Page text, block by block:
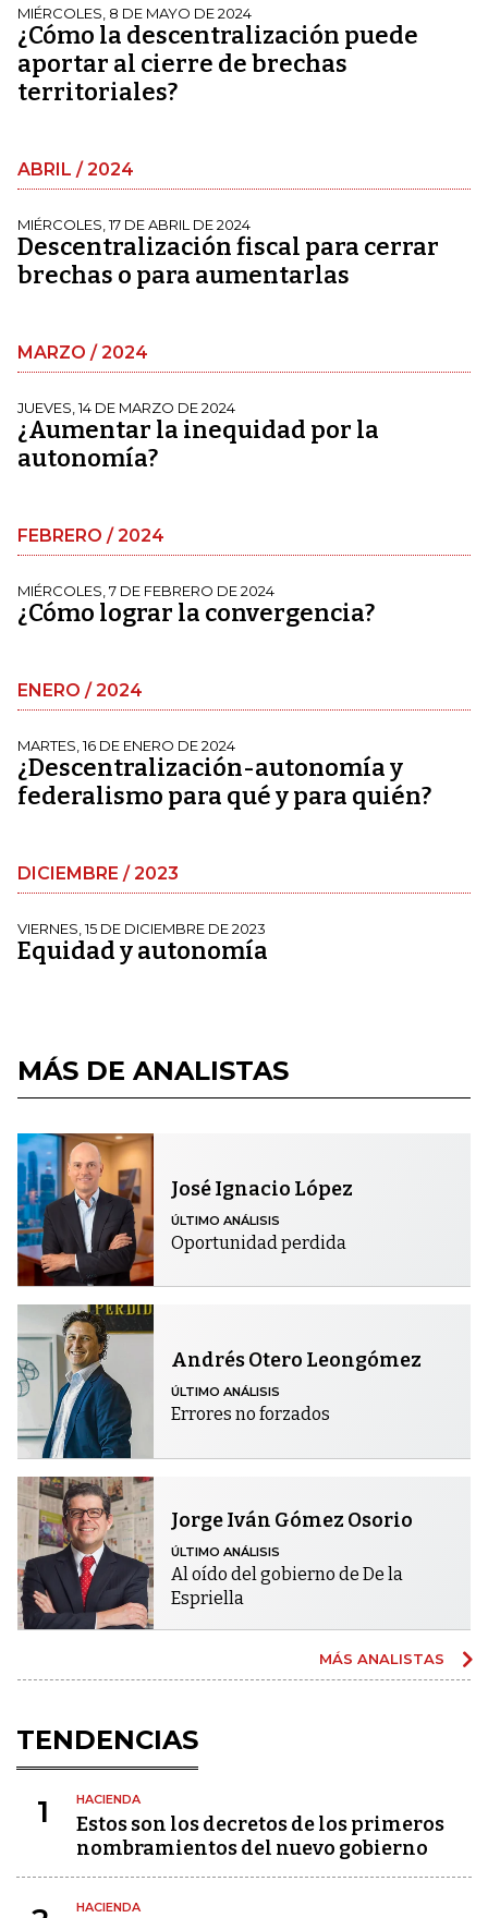
MIÉRCOLES, 8 DE MAYO DE 2024
¿Cómo la descentralización puede
aportar al cierre de brechas
territoriales?
ABRIL / 2024
MIÉRCOLES, 17 DE ABRIL DE 2024
Descentralización fiscal para cerrar
brechas o para aumentarlas
MARZO / 2024
JUEVES, 14 DE MARZO DE 2024
¿Aumentar la inequidad por la
autonomía?
FEBRERO / 2024
MIÉRCOLES, 7 DE FEBRERO DE 2024
¿Cómo lograr la convergencia?
ENERO / 2024
MARTES, 16 DE ENERO DE 2024
¿Descentralización-autonomía y
federalismo para qué y para quién?
DICIEMBRE / 2023
VIERNES, 15 DE DICIEMBRE DE 2023
Equidad y autonomía
MÁS DE ANALISTAS
José Ignacio López
ÚLTIMO ANÁLISIS
Oportunidad perdida
Andrés Otero Leongómez
ÚLTIMO ANÁLISIS
Errores no forzados
Jorge Iván Gómez Osorio
ÚLTIMO ANÁLISIS
Al oído del gobierno de De la
Espriella
MÁS ANALISTAS
TENDENCIAS
1 HACIENDA
Estos son los decretos de los primeros
nombramientos del nuevo gobierno
HACIENDA